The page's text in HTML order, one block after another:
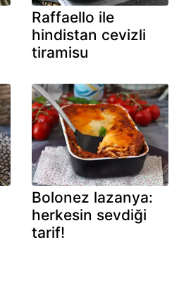
Raffaello ile
hindistan cevizli
tiramisu
Bolonez lazanya:
herkesin sevdiği
tarif!